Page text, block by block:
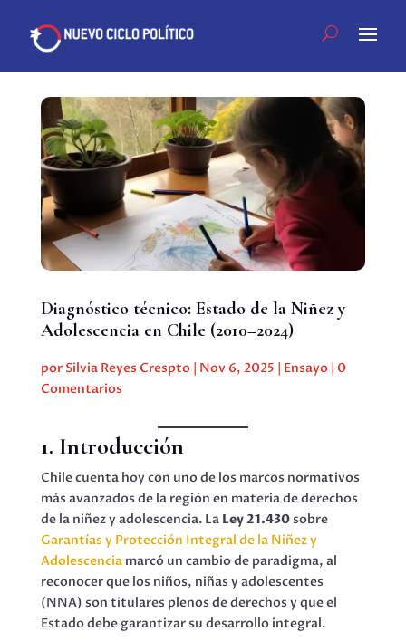
Diagnóstico técnico: Estado de la Niñez y
Adolescencia en Chile (2010–2024)
por Silvia Reyes Crespto| Nov 6, 2025 Ensayo| 0
Comentarios
1. Introducción
Chile cuenta hoy con uno de los marcos normativos
más avanzados de la región en materia de derechos
de la niñez y adolescencia. La Ley 21.430sobre
Garantías y Protección Integral de la Niñez y
Adolescenciamarcó un cambio de paradigma, al
reconocer que los niños, niñas y adolescentes
(NNA) son titulares plenos de derechos y que el
Estado debe garantizar su desarrollo integral.